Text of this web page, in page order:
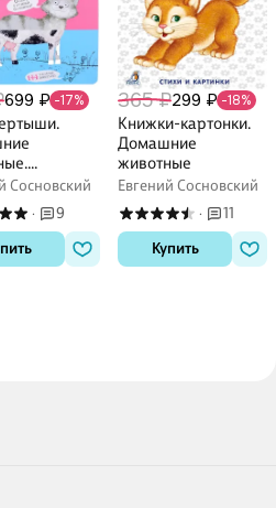
699 ₽ -17%
-
Сосновский
·
9
365 ₽299 ₽ -18%
Книжки-картонки.
Домашние
животные
Евгений Сосновский
·
11
Купить